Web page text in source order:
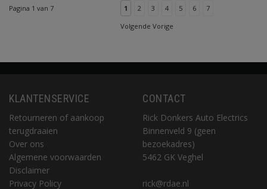
Pagina 1 van 7 1 2 3 4 5 6
7
Volgende Vorige
KLANTENSERVICE
Retourneren of aankoop
terugdraaien
Over ons
Algemene voorwaarden
Disclaimer
Privacy Policy
CONTACT
Rick Donkers Auto Electrics
Binnenveld 9 (geen
bezoekadres)
5462 GK Veghel
rick@rdae.nl